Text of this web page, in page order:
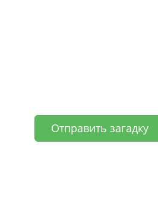
Отправить загадку